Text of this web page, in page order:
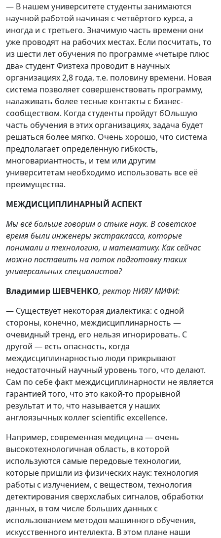
— В нашем университете студенты занимаются
научной работой начиная с четвёртого курса, а
иногда и с третьего. Значимую часть времени они
уже проводят на рабочих местах. Если посчитать, то
из шести лет обучения по программе «четыре плюс
два» студент Физтеха проводит в научных
организациях 2,8 года, т.е. половину времени. Новая
система позволяет совершенствовать программу,
налаживать более тесные контакты с бизнес-
сообществом. Когда студенты пройдут бОльшую
часть обучения в этих организациях, задача будет
решаться более мягко. Очень хорошо, что система
предполагает определённую гибкость,
многовариантность, и тем или другим
университетам необходимо использовать все её
преимущества.
МЕЖДИСЦИПЛИНАРНЫЙ АСПЕКТ
Мы всё больше говорим о стыке наук. В советское
время были инженеры экстракласса, которые
понимали и технологию, и математику. Как сейчас
можно поставить на поток подготовку таких
универсальных специалистов?
Владимир ШЕВЧЕНКО, ректор НИЯУ МИФИ:
— Существует некоторая диалектика: с одной
стороны, конечно, междисциплинарность —
очевидный тренд, его нельзя игнорировать. С
другой — есть опасность, когда
междисциплинарностью люди прикрывают
недостаточный научный уровень того, что делают.
Сам по себе факт междисциплинарности не является
гарантией того, что это какой-то прорывной
результат и то, что называется у наших
англоязычных коллег scientific excellence.
Например, современная медицина — очень
высокотехнологичная область, в которой
используются самые передовые технологии,
которые пришли из физических наук: технология
работы с излучением, с веществом, технология
детектирования сверхслабых сигналов, обработки
данных, в том числе больших данных с
использованием методов машинного обучения,
искусственного интеллекта. В этом плане наши